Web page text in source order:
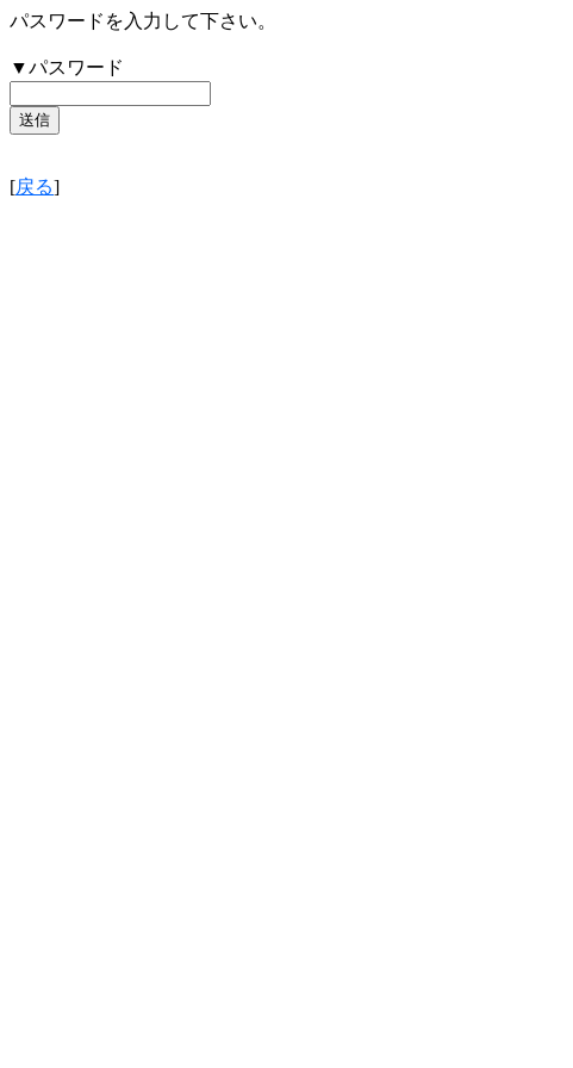
パスワードを入力して下さい。
▼パスワード
[戻る]